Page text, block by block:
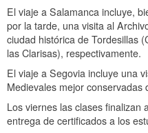
El viaje a Salamanca incluye,
por la tarde, una visita al
ciudad histórica de Tordesillas
las Clarisas), respectivamente.
El viaje a Segovia incluye una
Medievales mejor conservadas
Los viernes las clases finalizan
entrega de certificados a los